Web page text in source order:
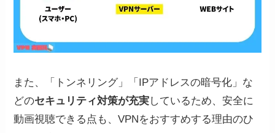
また、「トンネリング」「IPアドレスの暗号化」な
どのセキュリティ対策が充実しているため、安全に
動画視聴できる点も、VPNをおすすめする理由のひ